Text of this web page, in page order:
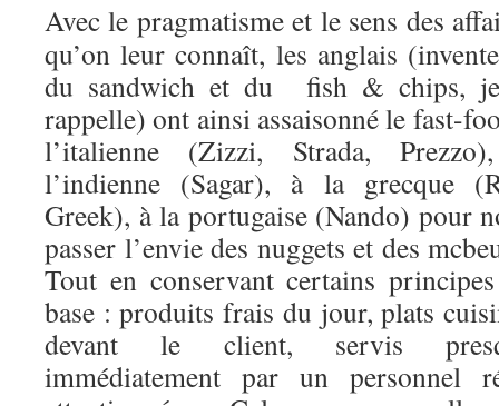
Avec le pragmatisme et le sens des
qu’on leur connaît, les anglais
du sandwich et du fish & chips,
rappelle) ont ainsi assaisonné le fast-
l’italienne (Zizzi, Strada,
l’indienne (Sagar), à la grecque
Greek), à la portugaise (Nando) pour
passer l’envie des nuggets et des
Tout en conservant certains
base : produits frais du jour, plats
devant le client, servis
immédiatement par un personnel